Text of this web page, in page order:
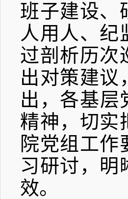
班子建设、
人用人、纪
过剖析历次
出对策建议
出，各基层
精神，切实
院党组工
习研讨，明
效。